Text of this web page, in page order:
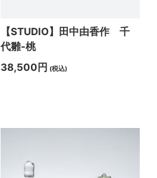
【STUDIO】田中由香作 千
代雛-桃
38,500円 (税込)